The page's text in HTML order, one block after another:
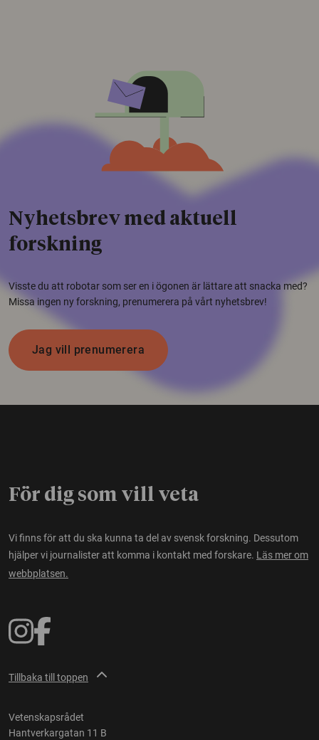
Nyhetsbrev med aktuell
forskning
Visste du att robotar som ser en i ögonen är lättare att snacka med?
Missa ingen ny forskning, prenumerera på vårt nyhetsbrev!
Jag vill prenumerera
För dig som vill veta
Vi finns för att du ska kunna ta del av svensk forskning. Dessutom
hjälper vi journalister att komma i kontakt med forskare. Läs mer om
webbplatsen.
Tillbaka till toppen
Vetenskapsrådet
Hantverkargatan 11 B